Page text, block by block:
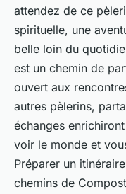
attendez de ce
spirituelle, une
belle loin du
est un chemin de
ouvert aux
autres pèlerins,
échanges
voir le monde et
Préparer un
chemins de